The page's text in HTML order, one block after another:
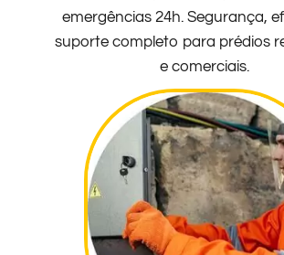
emergências 24h. Segurança,
suporte completo para prédios
e comerciais.